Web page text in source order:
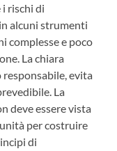
i rischi di
alcuni strumenti
complesse e poco
La chiara
evita
La
deve essere vista
per costruire
di